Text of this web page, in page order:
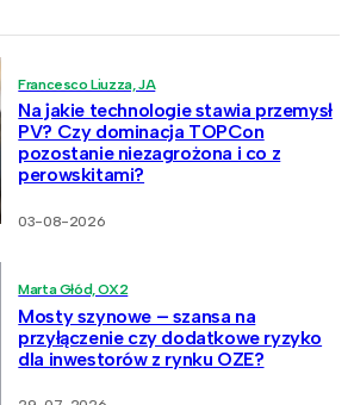
Francesco Liuzza, JA
Na jakie technologie stawia przemysł
PV? Czy dominacja TOPCon
pozostanie niezagrożona i co z
perowskitami?
03-08-2026
Marta Głód, OX2
Mosty szynowe – szansa na
przyłączenie czy dodatkowe ryzyko
dla inwestorów z rynku OZE?